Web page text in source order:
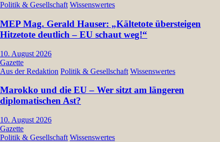
Politik & Gesellschaft Wissenswertes
MEP Mag. Gerald Hauser: „Kältetote übersteigen
Hitzetote deutlich – EU schaut weg!“
10. August 2026
Gazette
Aus der Redaktion Politik & Gesellschaft Wissenswertes
Marokko und die EU – Wer sitzt am längeren
diplomatischen Ast?
10. August 2026
Gazette
Politik & Gesellschaft Wissenswertes